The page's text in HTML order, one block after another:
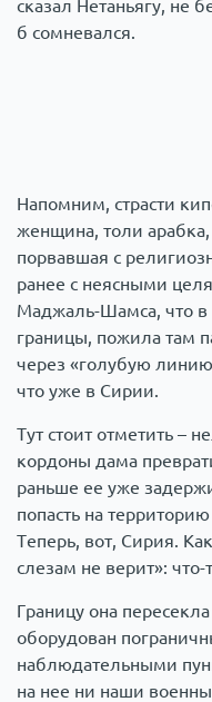
сказал Нетаньягу, не
б сомневался.
Напомним, страсти
женщина, толи арабка,
порвавшая с
ранее с неясными
Маджаль-Шамса, что в
границы, пожила там
через «голубую
что уже в Сирии.
Тут стоит отметить –
кордоны дама
раньше ее уже
попасть на
Теперь, вот, Сирия.
слезам не верит»: что-
Границу она
оборудован
наблюдательными
на нее ни наши